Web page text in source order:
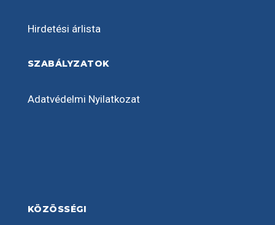
Hirdetési árlista
SZABÁLYZATOK
Adatvédelmi Nyilatkozat
KÖZÖSSÉGI